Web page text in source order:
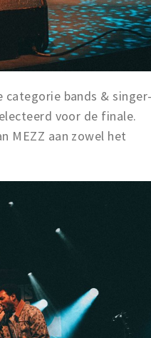
categorie bands &
voor de finale.
MEZZ aan zowel het